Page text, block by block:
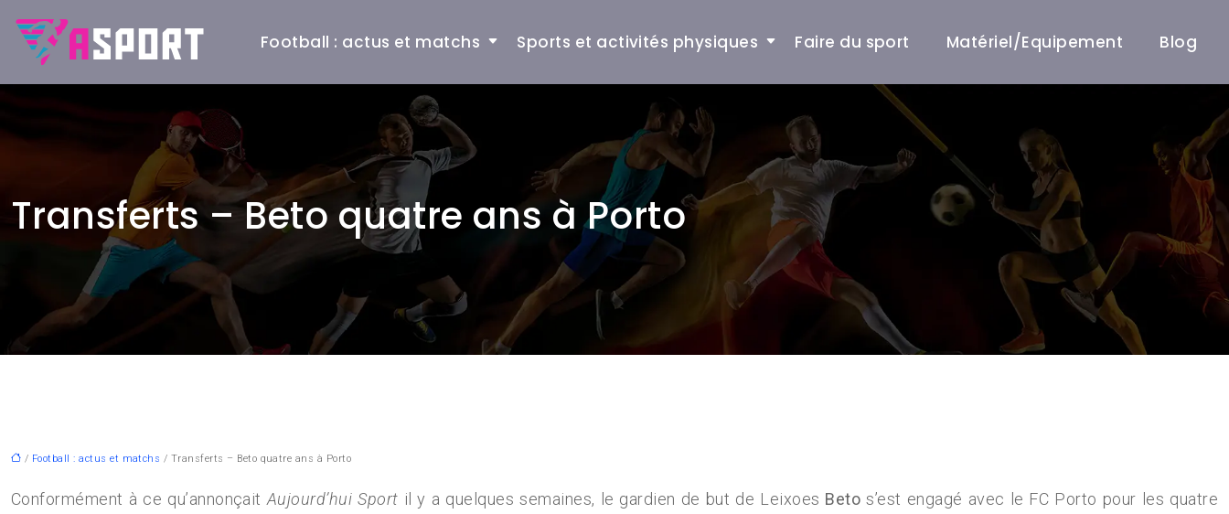
Football : actus et matchs Sports et activités physiques Faire du sport Matériel/Equipement Blog
Transferts – Beto quatre ans à Porto
/ Football : actus et matchs / Transferts – Beto quatre ans à Porto
Conformément à ce qu’annonçait Aujourd’hui Sport il y a quelques semaines, le gardien de but de Leixoes Betos’est engagé avec le FC Porto pour les quatre